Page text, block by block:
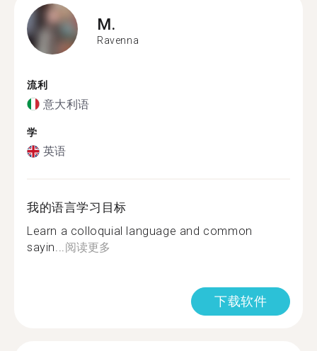
M.
Ravenna
流利
意大利语
学
英语
我的语言学习目标
Learn a colloquial language and common
sayin...阅读更多
下载软件